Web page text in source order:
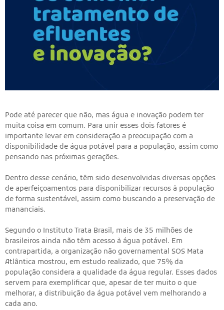
Pode até parecer que não, mas água e inovação podem ter
muita coisa em comum. Para unir esses dois fatores é
importante levar em consideração a preocupação com a
disponibilidade de água potável para a população, assim como
pensando nas próximas gerações.
Dentro desse cenário, têm sido desenvolvidas diversas opções
de aperfeiçoamentos para disponibilizar recursos à população
de forma sustentável, assim como buscando a preservação de
mananciais.
Segundo o Instituto Trata Brasil, mais de 35 milhões de
brasileiros ainda não têm acesso à água potável. Em
contrapartida, a organização não governamental SOS Mata
Atlântica mostrou, em estudo realizado, que 75% da
população considera a qualidade da água regular. Esses dados
servem para exemplificar que, apesar de ter muito o que
melhorar, a distribuição da água potável vem melhorando a
cada ano.